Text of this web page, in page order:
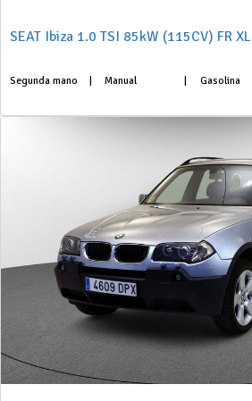
SEAT Ibiza 1.0 TSI 85kW (115CV) FR XL
Segunda mano Manual Gasolina